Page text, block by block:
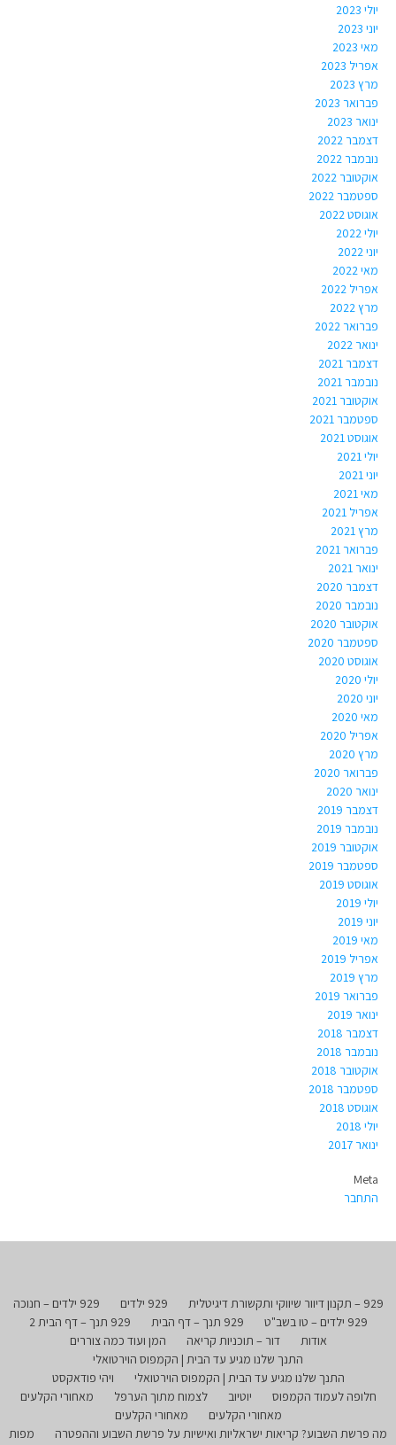
יולי 2023
יוני 2023
מאי 2023
אפריל 2023
מרץ 2023
פברואר 2023
ינואר 2023
דצמבר 2022
נובמבר 2022
אוקטובר 2022
ספטמבר 2022
אוגוסט 2022
יולי 2022
יוני 2022
מאי 2022
אפריל 2022
מרץ 2022
פברואר 2022
ינואר 2022
דצמבר 2021
נובמבר 2021
אוקטובר 2021
ספטמבר 2021
אוגוסט 2021
יולי 2021
יוני 2021
מאי 2021
אפריל 2021
מרץ 2021
פברואר 2021
ינואר 2021
דצמבר 2020
נובמבר 2020
אוקטובר 2020
ספטמבר 2020
אוגוסט 2020
יולי 2020
יוני 2020
מאי 2020
אפריל 2020
מרץ 2020
פברואר 2020
ינואר 2020
דצמבר 2019
נובמבר 2019
אוקטובר 2019
ספטמבר 2019
אוגוסט 2019
יולי 2019
יוני 2019
מאי 2019
אפריל 2019
מרץ 2019
פברואר 2019
ינואר 2019
דצמבר 2018
נובמבר 2018
אוקטובר 2018
ספטמבר 2018
אוגוסט 2018
יולי 2018
ינואר 2017
Meta
התחבר
929 – תקנון דיוור שיווקי ותקשורת דיגיטלית 929 ילדים
929 ילדים – חנוכה
929 ילדים – טו בשב"ט
929 תנך – דף הבית
929 תנך – דף הבית 2
אודות
דור – תוכניות קריאה
המן ועוד כמה צוררים
התנך שלנו מגיע עד הבית | הקמפוס הוירטואלי
התנך שלנו מגיע עד הבית | הקמפוס הוירטואלי
ויהי פודאקסט
חלופה לעמוד הקמפוס
יוטיוב לצמוח מתוך הערפל
מאחורי הקלעים
מאחורי הקלעים
מאחורי הקלעים
מה פרשת השבוע? קריאות ישראליות ואישיות על פרשת השבוע וההפטרה
מפות